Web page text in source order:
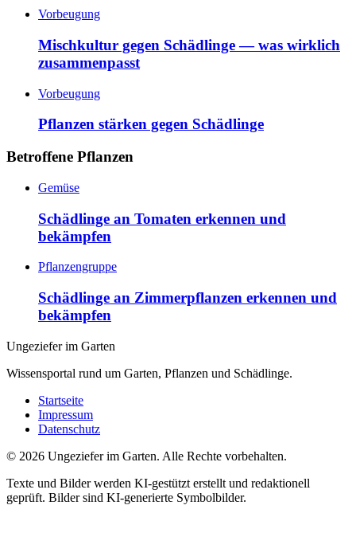
Vorbeugung
Mischkultur gegen Schädlinge — was wirklich
zusammenpasst
Vorbeugung
Pflanzen stärken gegen Schädlinge
Betroffene Pflanzen
Gemüse
Schädlinge an Tomaten erkennen und
bekämpfen
Pflanzengruppe
Schädlinge an Zimmerpflanzen erkennen und
bekämpfen
Ungeziefer im Garten
Wissensportal rund um Garten, Pflanzen und Schädlinge.
Startseite
Impressum
Datenschutz
© 2026 Ungeziefer im Garten. Alle Rechte vorbehalten.
Texte und Bilder werden KI-gestützt erstellt und redaktionell
geprüft. Bilder sind KI-generierte Symbolbilder.